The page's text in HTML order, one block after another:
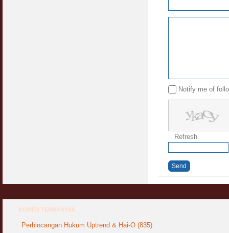
Notify me of
Refresh
Send
KOMEN TERBANYAK
Perbincangan Hukum Uptrend & Hai-O (835)